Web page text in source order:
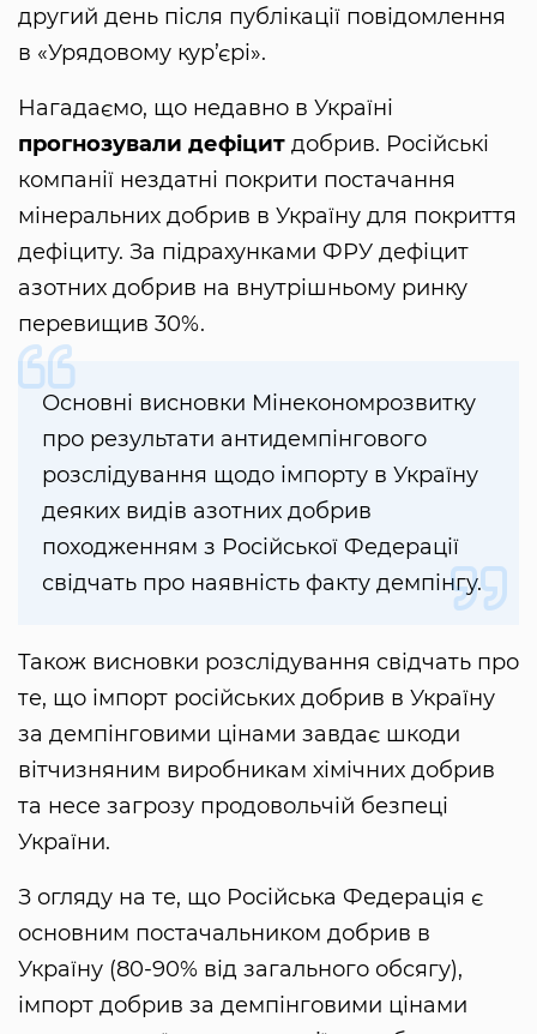
другий день після публікації повідомлення
в «Урядовому кур’єрі».
Нагадаємо, що недавно в Україні
прогнозували дефіцит добрив. Російські
компанії нездатні покрити постачання
мінеральних добрив в Україну для покриття
дефіциту. За підрахунками ФРУ дефіцит
азотних добрив на внутрішньому ринку
перевищив 30%.
Основні висновки Мінекономрозвитку
про результати антидемпінгового
розслідування щодо імпорту в Україну
деяких видів азотних добрив
походженням з Російської Федерації
свідчать про наявність факту демпінгу.
Також висновки розслідування свідчать про
те, що імпорт російських добрив в Україну
за демпінговими цінами завдає шкоди
вітчизняним виробникам хімічних добрив
та несе загрозу продовольчій безпеці
України.
З огляду на те, що Російська Федерація є
основним постачальником добрив в
Україну (80-90% від загального обсягу),
імпорт добрив за демпінговими цінами